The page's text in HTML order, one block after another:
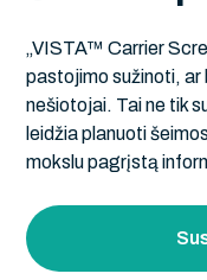
„VISTA™ Carrier
pastojimo sužinoti, ar
nešiotojai. Tai ne tik
leidžia planuoti
mokslu pagrįstą